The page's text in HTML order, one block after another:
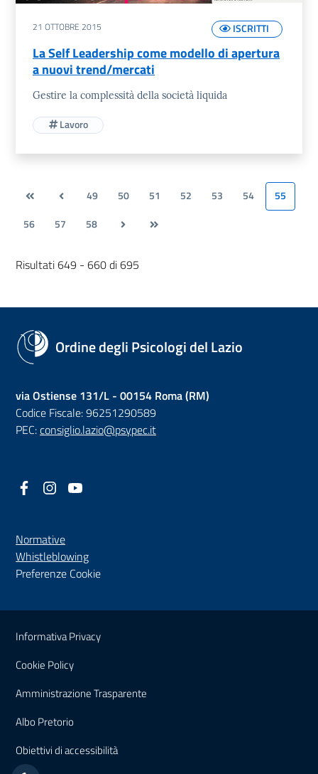
ISCRITTI
21 OTTOBRE 2015
La Self Leadership come modello di apertura
a nuovi trend/mercati
Gestire la complessità della società liquida
Lavoro
49 50 51 52 53 54
55
56
57 58
Risultati 649 - 660 di 695
Ordine degli Psicologi del Lazio
via Ostiense 131/L - 00154 Roma (RM)
Codice Fiscale: 96251290589
PEC:consiglio.lazio@psypec.it
Facebook
(nuova scheda - new tab)
Instagram
(nuova scheda - new tab)
Normative
Whistleblowing(nuova scheda - new tab)
Preferenze Cookie
Sezione Link Utili
Informativa Privacy
Cookie Policy
Amministrazione Trasparente
Albo Pretorio
Obiettivi di accessibilità(nuova scheda - new tab)